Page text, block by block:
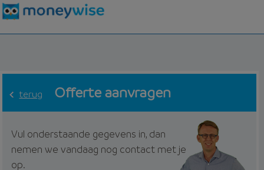
terug Offerte aanvragen
Vul onderstaande gegevens in, dan
nemen we vandaag nog contact met je
op.